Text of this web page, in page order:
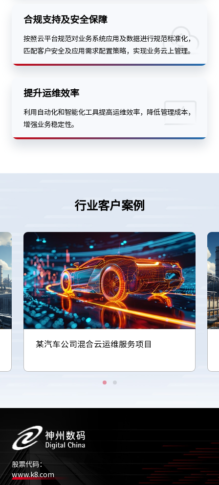
按照云平台规范对业务系统应用及数据进行规范标准化，
匹配客户安全及应用需求配置策略，实现业务云上管理。
提升运维效率
利用自动化和智能化工具提高运维效率，降低管理成本，
增强业务稳定性。
某汽车公司混合云运维服务项目
股票代码：
www.k8.com